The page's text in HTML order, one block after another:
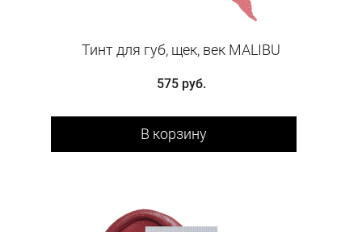
Тинт для губ, щек, век MALIBU
575 руб.
В корзину